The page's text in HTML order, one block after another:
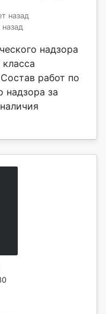
назад
надзора
работ по
надзора за